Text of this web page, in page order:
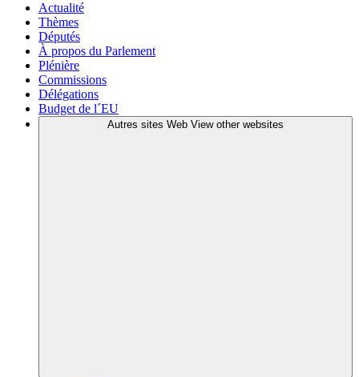
Actualité
Thèmes
Députés
À propos du Parlement
Plénière
Commissions
Délégations
Budget de l´EU
Autres sites Web View other websites